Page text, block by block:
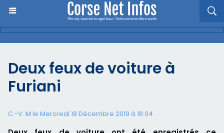
Deux feux de voiture à
Furiani
C.-V. M le Mercredi 18 Décembre 2019 à 18:04